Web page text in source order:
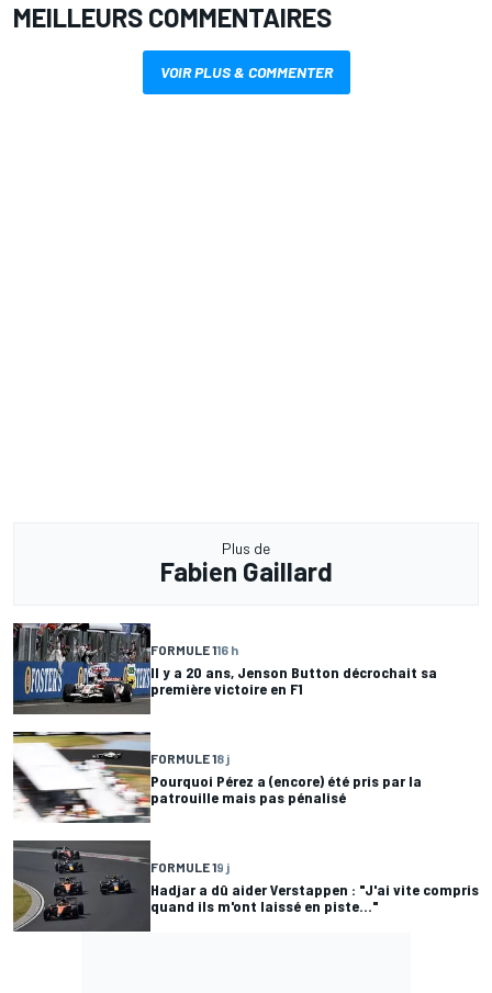
MEILLEURS COMMENTAIRES
VOIR PLUS & COMMENTER
Plus de
Fabien Gaillard
FORMULE 116 h
Il y a 20 ans, Jenson Button décrochait sa
première victoire en F1
FORMULE 18 j
Pourquoi Pérez a (encore) été pris par la
patrouille mais pas pénalisé
FORMULE 19 j
Hadjar a dû aider Verstappen : "J'ai vite compris
quand ils m'ont laissé en piste..."